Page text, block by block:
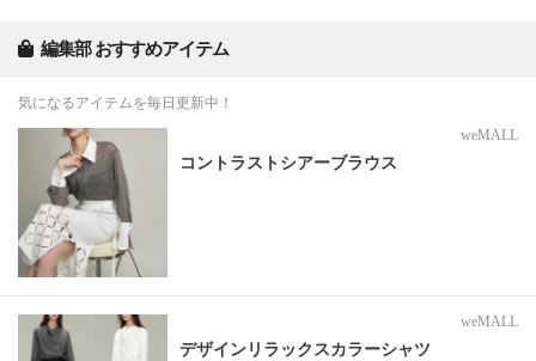
編集部 おすすめアイテム
気になるアイテムを毎日更新中！
weMALL
コントラストシアーブラウス
weMALL
デザインリラックスカラーシャツ